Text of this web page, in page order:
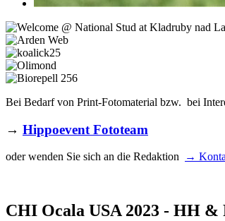
Bei Bedarf von Print-Fotomaterial bzw. bei
→ Hippoevent Fototeam
oder wenden Sie sich an die Redaktion →
CHI Ocala USA 2023 - HH &